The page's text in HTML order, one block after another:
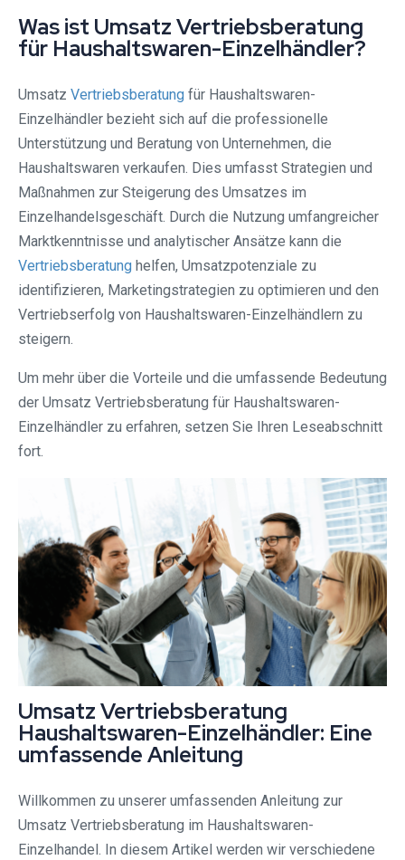
Was ist Umsatz Vertriebsberatung
für Haushaltswaren-Einzelhändler?
Umsatz Vertriebsberatung für Haushaltswaren-
Einzelhändler bezieht sich auf die professionelle
Unterstützung und Beratung von Unternehmen, die
Haushaltswaren verkaufen. Dies umfasst Strategien und
Maßnahmen zur Steigerung des Umsatzes im
Einzelhandelsgeschäft. Durch die Nutzung umfangreicher
Marktkenntnisse und analytischer Ansätze kann die
Vertriebsberatung helfen, Umsatzpotenziale zu
identifizieren, Marketingstrategien zu optimieren und den
Vertriebserfolg von Haushaltswaren-Einzelhändlern zu
steigern.
Um mehr über die Vorteile und die umfassende Bedeutung
der Umsatz Vertriebsberatung für Haushaltswaren-
Einzelhändler zu erfahren, setzen Sie Ihren Leseabschnitt
fort.
Umsatz Vertriebsberatung
Haushaltswaren-Einzelhändler: Eine
umfassende Anleitung
Willkommen zu unserer umfassenden Anleitung zur
Umsatz Vertriebsberatung im Haushaltswaren-
Einzelhandel. In diesem Artikel werden wir verschiedene